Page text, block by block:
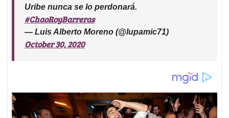
Uribe nunca se lo perdonará.
#ChaoRoyBarreras
— Luis Alberto Moreno (@lupamic71)
October 30, 2020